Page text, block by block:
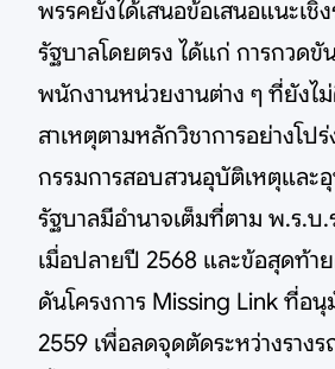
พรรคยังได้เสนอข้อเสนอแนะเชิ
รัฐบาลโดยตรง ได้แก่ การกวดขั
พนักงานหน่วยงานต่าง ๆ ที่ยังไ
สาเหตุตามหลักวิชาการอย่างโป
กรรมการสอบสวนอุบัติเหตุและ
รัฐบาลมีอำนาจเต็มที่ตาม พ.ร.บ.
เมื่อปลายปี 2568 และข้อสุดท้า
ดันโครงการ Missing Link ที่อ
2559 เพื่อลดจุดตัดระหว่างราง